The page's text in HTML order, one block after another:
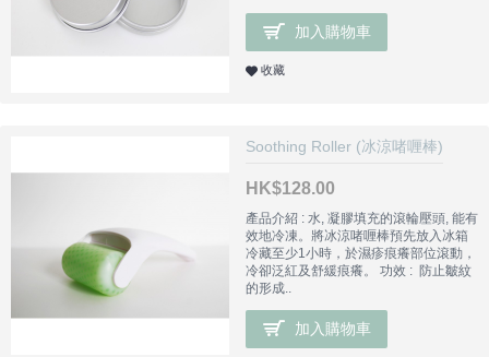
加入購物車
收藏
Soothing Roller (冰涼啫喱棒)
HK$128.00
產品介紹 : 水, 凝膠填充的滾輪壓頭, 能有
效地冷凍。將冰涼啫喱棒預先放入冰箱
冷藏至少1小時，於濕疹痕癢部位滾動，
冷卻泛紅及舒緩痕癢。 功效 : 防止皺紋
的形成..
加入購物車